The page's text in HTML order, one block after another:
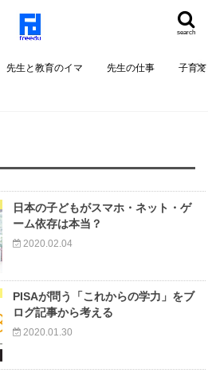
search
先生と教育のイマ 先生の仕事 子育て
日本の子どもがスマホ・ネット・ゲ
ーム依存は本当？
2020.02.04
PISAが問う「これからの学力」をブ
ログ記事から考える
2020.01.30